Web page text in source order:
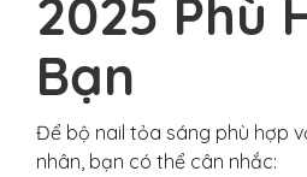
2025 Phù
Bạn
Để bộ nail tỏa sáng phù hợp
nhân, bạn có thể cân nhắc: